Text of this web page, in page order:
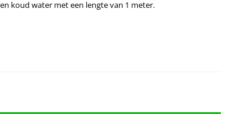
koud water met een lengte van 1 meter.
aantal